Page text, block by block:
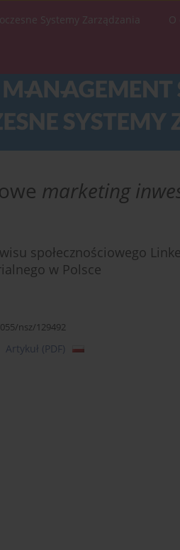
Systemy Zarządzania O
marketing
społecznościowego
w Polsce
nsz/129492
Artykuł (PDF)